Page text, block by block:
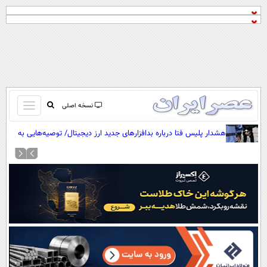
نسخه اصلی
باز
و
بسته
کردن
صفحه اول
آرشیو
نظرسنجی
آب و هوا
اوقات شرعی
سواد زندگی
هشدار پلیس فتا درباره بدافزار‌های جدید ارز دیجیتال/ توصیه‌هایی به